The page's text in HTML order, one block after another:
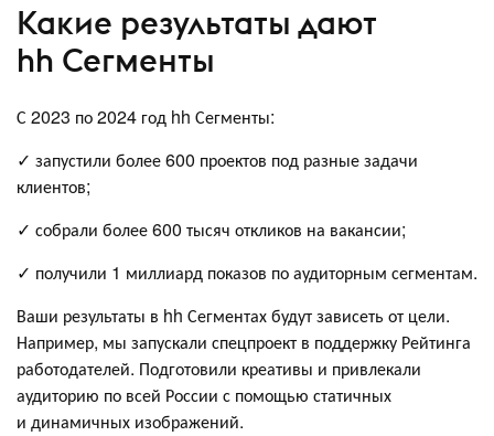
Какие результаты дают
hh Сегменты
С 2023 по 2024 год hh Сегменты:
✓ запустили более 600 проектов под разные задачи
клиентов;
✓ собрали более 600 тысяч откликов на вакансии;
✓ получили 1 миллиард показов по аудиторным сегментам.
Ваши результаты в hh Сегментах будут зависеть от цели.
Например, мы запускали спецпроект в поддержку Рейтинга
работодателей. Подготовили креативы и привлекали
аудиторию по всей России с помощью статичных
и динамичных изображений.